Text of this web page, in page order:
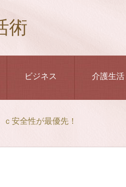
術
ビジネス 介護生活
ｃ安全性が最優先！